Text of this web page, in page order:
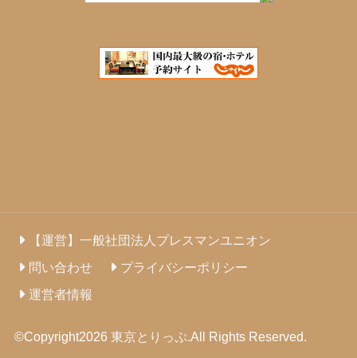
【運営】一般社団法人プレスマンユニオン
問い合わせ
プライバシーポリシー
運営者情報
©Copyright2026 東京とりっぷ.All Rights Reserved.